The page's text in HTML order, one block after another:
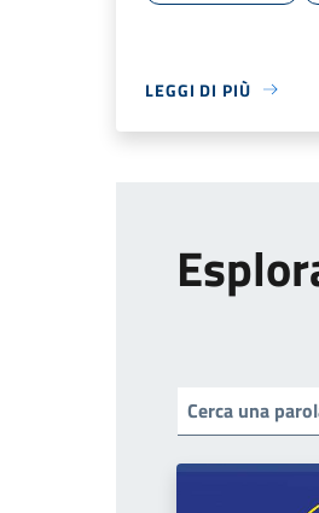
LEGGI DI PIÙ